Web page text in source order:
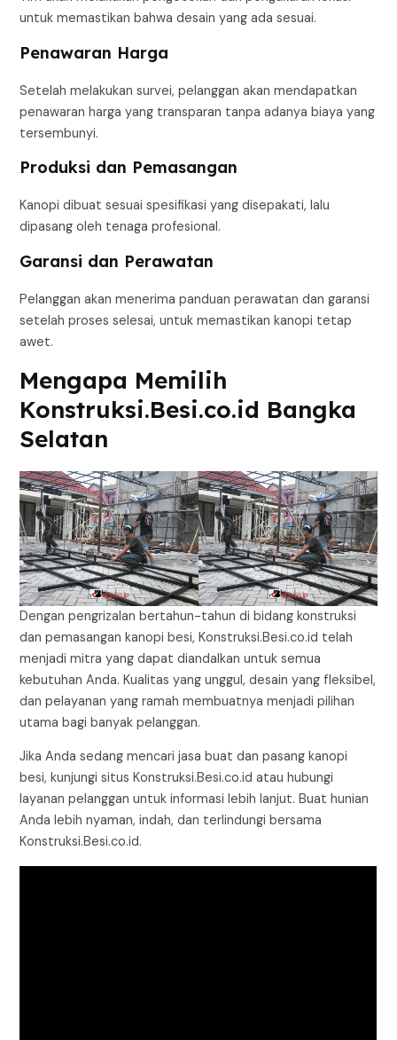
untuk memastikan bahwa desain yang ada sesuai.
Penawaran Harga
Setelah melakukan survei, pelanggan akan mendapatkan
penawaran harga yang transparan tanpa adanya biaya yang
tersembunyi.
Produksi dan Pemasangan
Kanopi dibuat sesuai spesifikasi yang disepakati, lalu
dipasang oleh tenaga profesional.
Garansi dan Perawatan
Pelanggan akan menerima panduan perawatan dan garansi
setelah proses selesai, untuk memastikan kanopi tetap
awet.
Mengapa Memilih
Konstruksi.Besi.co.id Bangka
Selatan
Dengan pengrizalan bertahun-tahun di bidang konstruksi
dan pemasangan kanopi besi, Konstruksi.Besi.co.id telah
menjadi mitra yang dapat diandalkan untuk semua
kebutuhan Anda. Kualitas yang unggul, desain yang fleksibel,
dan pelayanan yang ramah membuatnya menjadi pilihan
utama bagi banyak pelanggan.
Jika Anda sedang mencari jasa buat dan pasang kanopi
besi, kunjungi situs Konstruksi.Besi.co.id atau hubungi
layanan pelanggan untuk informasi lebih lanjut. Buat hunian
Anda lebih nyaman, indah, dan terlindungi bersama
Konstruksi.Besi.co.id.